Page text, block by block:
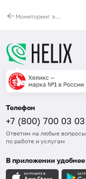
Мониторинг эффективности АСИТ: Букоцветные деревья
Телефон
+7 (800) 700 03 03
Ответим на любые вопросы
по работе и услугам
В приложении удобнее